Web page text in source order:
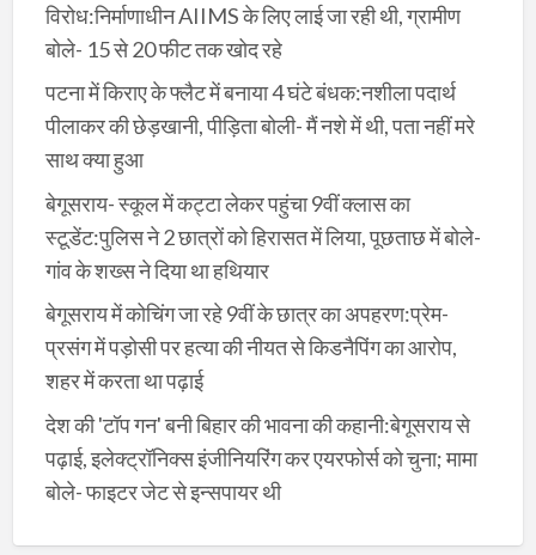
विरोध:निर्माणाधीन AIIMS के लिए लाई जा रही थी, ग्रामीण
बोले- 15 से 20 फीट तक खोद रहे
पटना में किराए के फ्लैट में बनाया 4 घंटे बंधक:नशीला पदार्थ
पीलाकर की छेड़खानी, पीड़िता बोली- मैं नशे में थी, पता नहीं मरे
साथ क्या हुआ
बेगूसराय- स्कूल में कट्टा लेकर पहुंचा 9वीं क्लास का
स्टूडेंट:पुलिस ने 2 छात्रों को हिरासत में लिया, पूछताछ में बोले-
गांव के शख्स ने दिया था हथियार
बेगूसराय में कोचिंग जा रहे 9वीं के छात्र का अपहरण:प्रेम-
प्रसंग में पड़ोसी पर हत्या की नीयत से किडनैपिंग का आरोप,
शहर में करता था पढ़ाई
देश की 'टॉप गन' बनी बिहार की भावना की कहानी:बेगूसराय से
पढ़ाई, इलेक्ट्रॉनिक्स इंजीनियरिंग कर एयरफोर्स को चुना; मामा
बोले- फाइटर जेट से इन्सपायर थी